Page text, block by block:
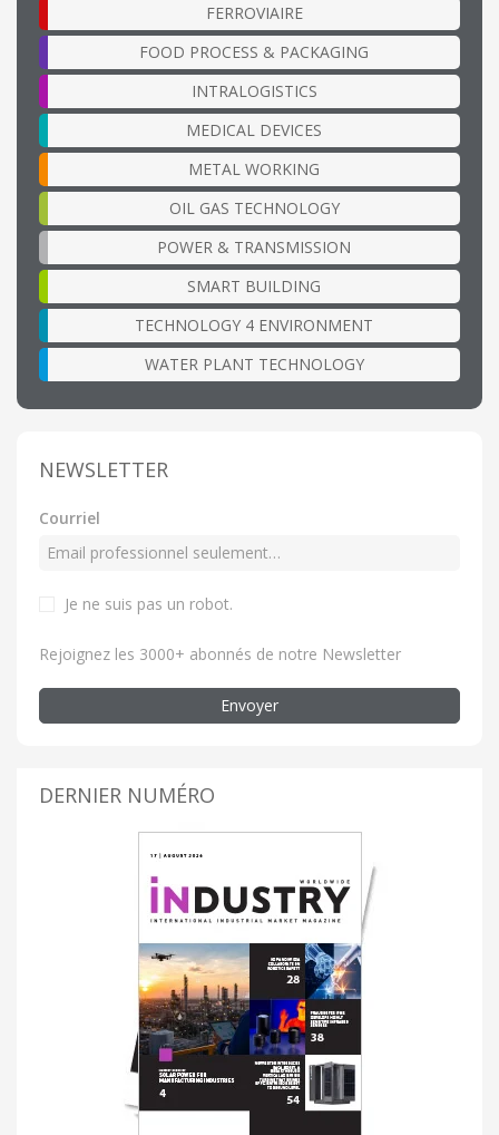
FERROVIAIRE
FOOD PROCESS & PACKAGING
INTRALOGISTICS
MEDICAL DEVICES
METAL WORKING
OIL GAS TECHNOLOGY
POWER & TRANSMISSION
SMART BUILDING
TECHNOLOGY 4 ENVIRONMENT
WATER PLANT TECHNOLOGY
NEWSLETTER
Courriel
Je ne suis pas un robot.
Rejoignez les 3000+ abonnés de notre Newsletter
Envoyer
DERNIER NUMÉRO